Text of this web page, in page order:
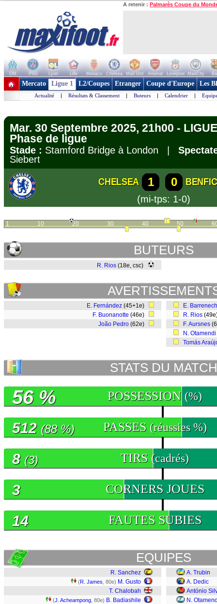
A retenir : Palmarès Coupe du
OM PSG Lyon Lille Monaco Chelsea Man Utd Arsenal Liverpool ManCity
+ de clubs
Mercato Ligue 1 L2/Coupes Etranger Coupe d'Europe Les
Actualité | Résultats & Classement | Buteurs | Calendrier |
Mar. 30 Septembre 2025, 21h00 -
Phase de ligue
Stade : Stamford Bridge à London |
Siebert
CHELSEA 1 0
(mi-tps: 1-0)
1 10 20 30 40 50
BUTEURS
R. Rios (18e, csc)
E. Fernández (45+1e)
F. Buonanotte (46e)
João Pedro (62e)
E.
R. Rios
F. Aursnes
N. Otamendi
Tomás
STATS DU MATCH
POSSESSION (%)
56 %
PASSES (réussies %)
512 (88 %)
TIRS (cadrés)
8 (3)
CORNERS JOUES
3
FAUTES SUBIES
14
EQUIPES
R. Sanchez
(R. James , 80e) M. Gusto
T. Chalobah
(J. Acheampong , 80e) B. Badiashile
A. Trubin
A. Dedic
António
N.